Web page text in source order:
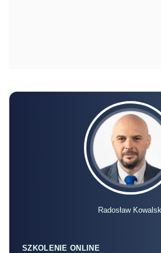
Radosław
SZKOLENIE ONLINE